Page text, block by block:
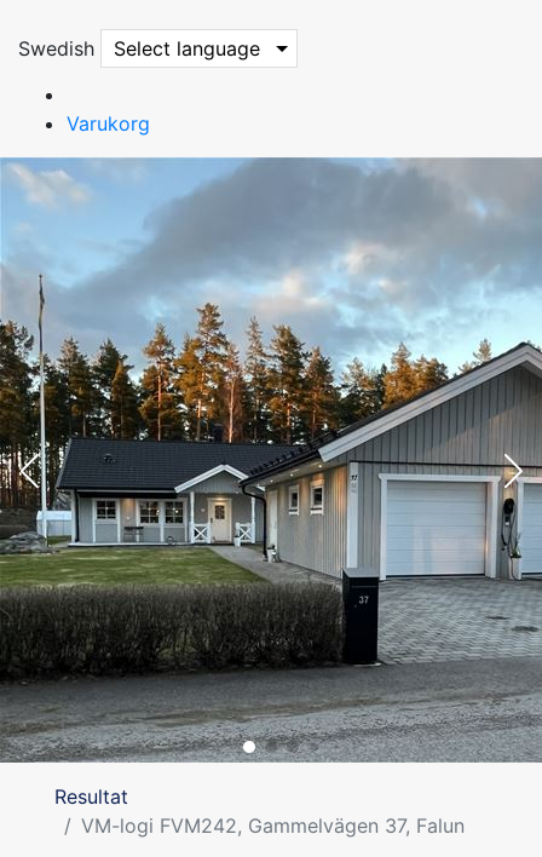
Swedish Select language
Varukorg
Resultat
VM-logi FVM242, Gammelvägen 37, Falun